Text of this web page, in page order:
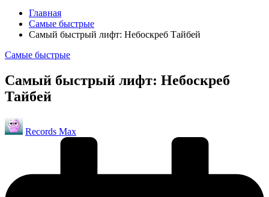
Главная
Самые быстрые
Самый быстрый лифт: Небоскреб Тайбей
Опубликовано
Самые быстрые
Самый быстрый лифт: Небоскреб
Тайбей
Запись
от
Records Max